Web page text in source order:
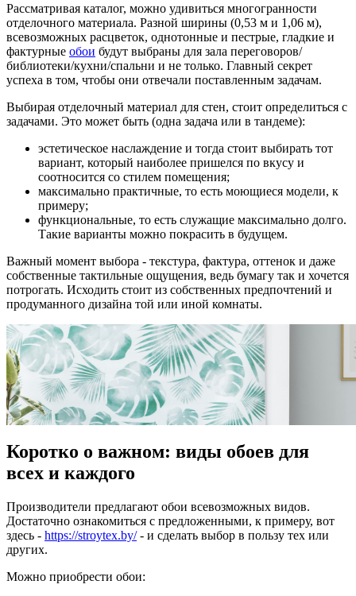
Рассматривая каталог, можно удивиться многогранности
отделочного материала. Разной ширины (0,53 м и 1,06 м),
всевозможных расцветок, однотонные и пестрые, гладкие и
фактурные обои будут выбраны для зала переговоров/
библиотеки/кухни/спальни и не только. Главный секрет
успеха в том, чтобы они отвечали поставленным задачам.
Выбирая отделочный материал для стен, стоит определиться с
задачами. Это может быть (одна задача или в тандеме):
эстетическое наслаждение и тогда стоит выбирать тот
вариант, который наиболее пришелся по вкусу и
соотносится со стилем помещения;
максимально практичные, то есть моющиеся модели, к
примеру;
функциональные, то есть служащие максимально долго.
Такие варианты можно покрасить в будущем.
Важный момент выбора - текстура, фактура, оттенок и даже
собственные тактильные ощущения, ведь бумагу так и хочется
потрогать. Исходить стоит из собственных предпочтений и
продуманного дизайна той или иной комнаты.
Коротко о важном: виды обоев для
всех и каждого
Производители предлагают обои всевозможных видов.
Достаточно ознакомиться с предложенными, к примеру, вот
здесь - https://stroytex.by/- и сделать выбор в пользу тех или
других.
Можно приобрести обои: